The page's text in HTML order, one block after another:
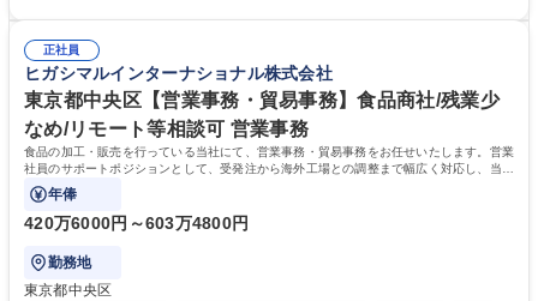
表するインフラ企業 #ポテンシャル採用
72.html ■エネルギーセキュリティの不安定化や気候変動による自然災害の
甚大化など、これまで以上に社会課題解決の重要性が高まっています。
「未来の日常」の創造に向けて持続可能な社会の実現に貢献してまいりま
す。 学歴・資格 学歴：大学院 大学 語学力： 資格：
正社員
ヒガシマルインターナショナル株式会社
東京都中央区【営業事務・貿易事務】食品商社/残業少
なめ/リモート等相談可 営業事務
食品の加工・販売を行っている当社にて、営業事務・貿易事務をお任せいたします。営業
社員のサポートポジションとして、受発注から海外工場との調整まで幅広く対応し、当社
事業の根幹を支えていただきます。
年俸
420万6000円～603万4800円
勤務地
東京都中央区